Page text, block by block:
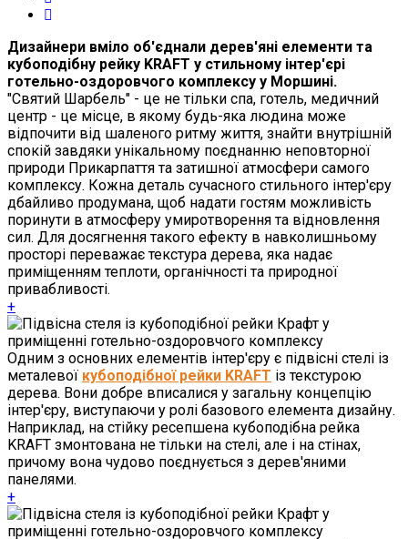
Дизайнери вміло об'єднали дерев'яні елементи та
кубоподібну рейку KRAFT у стильному інтер'єрі
готельно-оздоровчого комплексу у Моршині.
"Святий Шарбель" - це не тільки спа, готель, медичний
центр - це місце, в якому будь-яка людина може
відпочити від шаленого ритму життя, знайти внутрішній
спокій завдяки унікальному поєднанню неповторної
природи Прикарпаття та затишної атмосфери самого
комплексу. Кожна деталь сучасного стильного інтер'єру
дбайливо продумана, щоб надати гостям можливість
поринути в атмосферу умиротворення та відновлення
сил. Для досягнення такого ефекту в навколишньому
просторі переважає текстура дерева, яка надає
приміщенням теплоти, органічності та природної
привабливості.
+
Одним з основних елементів інтер'єру є підвісні стелі із
металевої кубоподібної рейки KRAFT із текстурою
дерева. Вони добре вписалися у загальну концепцію
інтер'єру, виступаючи у ролі базового елемента дизайну.
Наприклад, на стійку ресепшена кубоподібна рейка
KRAFT змонтована не тільки на стелі, але і на стінах,
причому вона чудово поєднується з дерев'яними
панелями.
+